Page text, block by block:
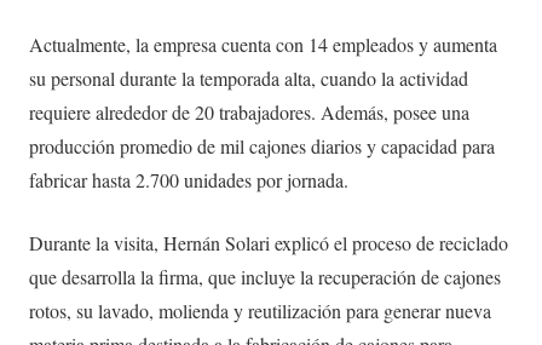
Actualmente, la empresa cuenta con 14 empleados y aumenta
su personal durante la temporada alta, cuando la actividad
requiere alrededor de 20 trabajadores. Además, posee una
producción promedio de mil cajones diarios y capacidad para
fabricar hasta 2.700 unidades por jornada.
Durante la visita, Hernán Solari explicó el proceso de reciclado
que desarrolla la firma, que incluye la recuperación de cajones
rotos, su lavado, molienda y reutilización para generar nueva